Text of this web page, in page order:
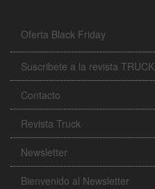
Oferta Black Friday
Suscribete a la revista TRUCK
Contacto
Revista Truck
Newsletter
Bienvenido al Newsletter